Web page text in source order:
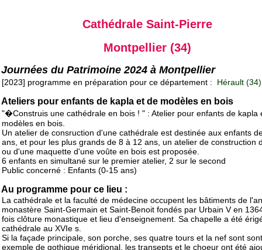
Cathédrale Saint-Pierre
Montpellier (34)
Journées du Patrimoine 2024 à Montpellier
[2023] programme en préparation pour ce département : Hérault (34)
Ateliers pour enfants de kapla et de modèles en bois
"�Construis une cathédrale en bois ! " : Atelier pour enfants de kapla
modèles en bois.
Un atelier de consruction d'une cathédrale est destinée aux enfants
ans, et pour les plus grands de 8 à 12 ans, un atelier de construction
ou d'une maquette d'une voûte en bois est proposée.
6 enfants en simultané sur le premier atelier, 2 sur le second
Public concerné : Enfants (0-15 ans)
Au programme pour ce lieu :
La cathédrale et la faculté de médecine occupent les bâtiments de
monastère Saint-Germain et Saint-Benoit fondés par Urbain V en
fois clôture monastique et lieu d'enseignement. Sa chapelle a été
cathédrale au XVIe s.
Si la façade principale, son porche, ses quatre tours et la nef sont
exemple de gothique méridional, les transepts et le choeur ont été